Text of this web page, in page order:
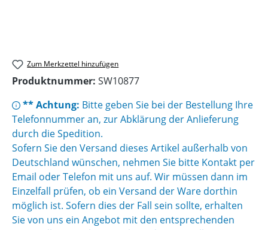
Zum Merkzettel hinzufügen
Produktnummer: SW10877
** Achtung: Bitte geben Sie bei der Bestellung Ihre
Telefonnummer an, zur Abklärung der Anlieferung
durch die Spedition.
Sofern Sie den Versand dieses Artikel außerhalb von
Deutschland wünschen, nehmen Sie bitte Kontakt per
Email oder Telefon mit uns auf. Wir müssen dann im
Einzelfall prüfen, ob ein Versand der Ware dorthin
möglich ist. Sofern dies der Fall sein sollte, erhalten
Sie von uns ein Angebot mit den entsprechenden